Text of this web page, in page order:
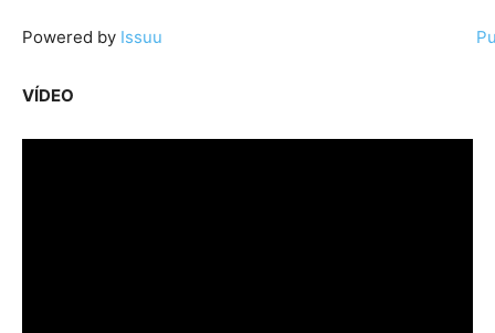
Powered by Issuu
VÍDEO